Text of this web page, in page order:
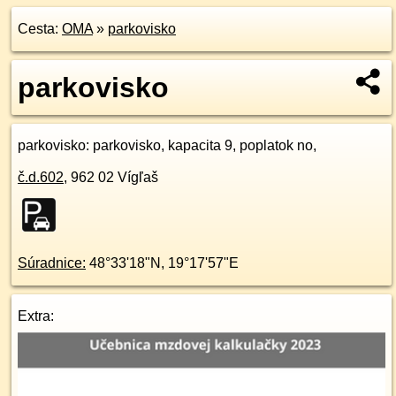
Cesta: OMA» parkovisko
parkovisko
parkovisko: parkovisko, kapacita 9, poplatok no,
č.d.602, 962 02 Vígľaš
Súradnice: 48°33'18"N , 19°17'57"E
Extra: